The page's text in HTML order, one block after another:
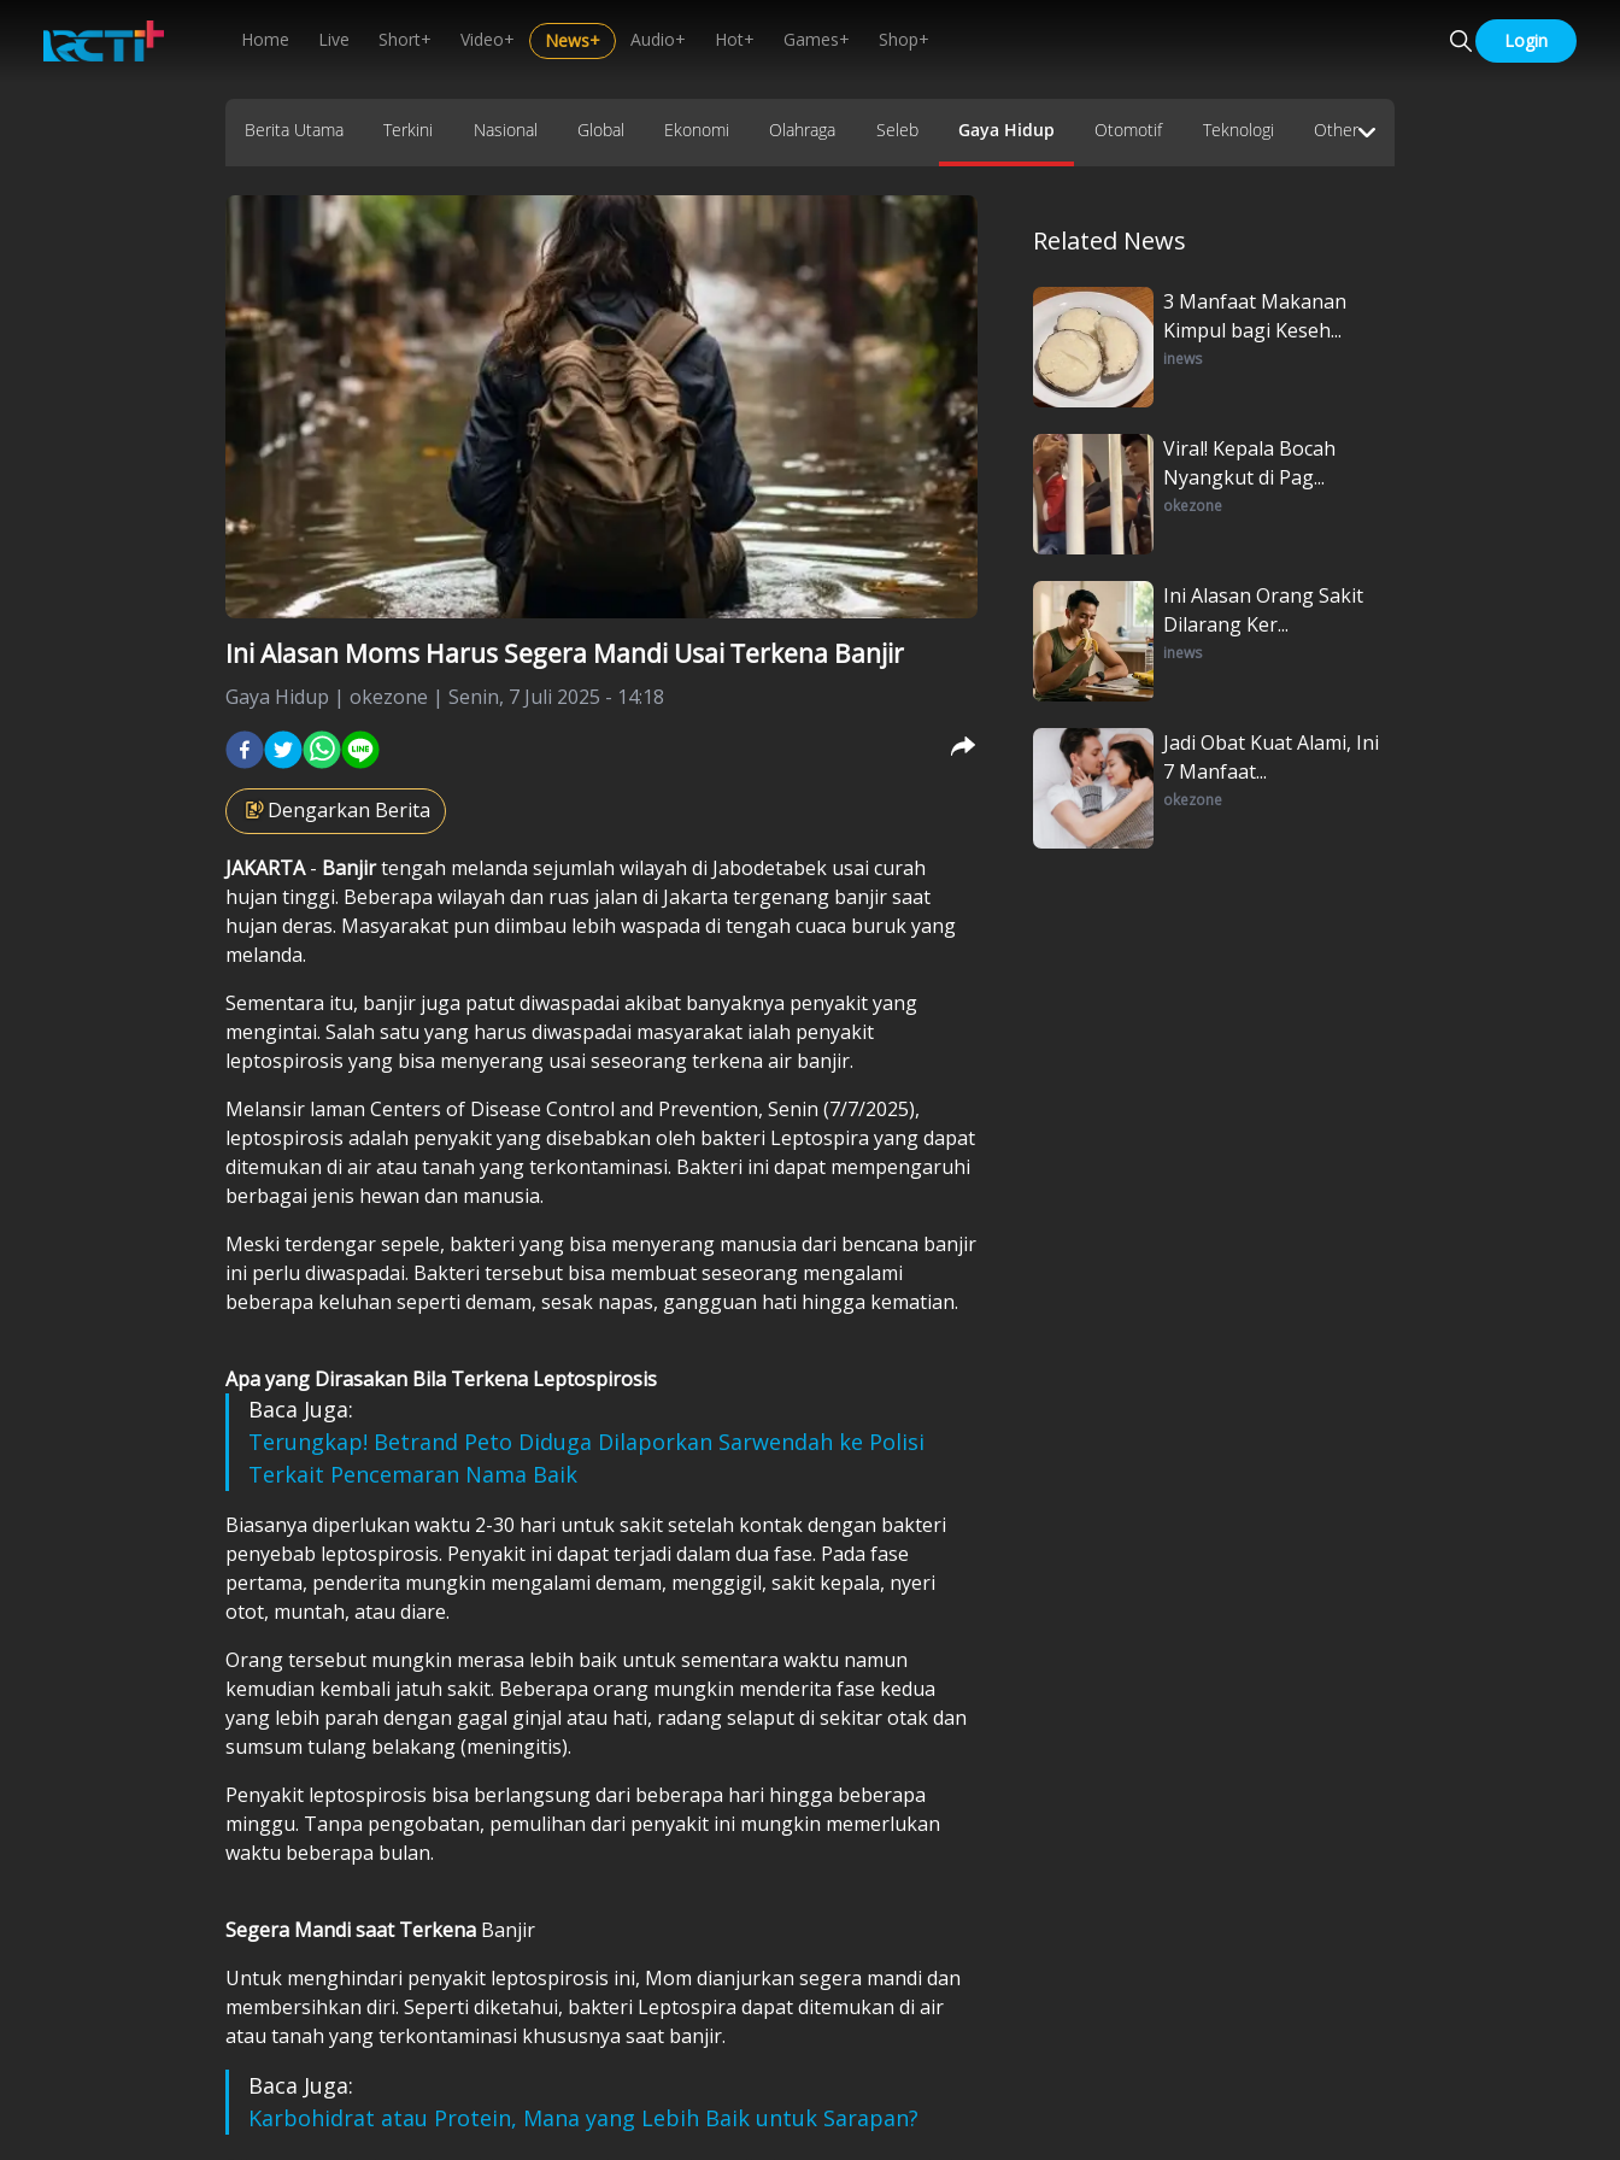
Home Live Short+ Video+ News+ Audio+ Hot+ Games+ Shop+ Login
Berita Utama Terkini Nasional Global Ekonomi Olahraga Seleb Gaya Hidup Otomotif Teknologi Other
Ini Alasan Moms Harus Segera Mandi Usai Terkena Banjir
Gaya Hidup | okezone | Senin, 7 Juli 2025 - 14:18
Dengarkan Berita
JAKARTA- Banjirtengah melanda sejumlah wilayah di Jabodetabek usai curah
hujan tinggi. Beberapa wilayah dan ruas jalan di Jakarta tergenang banjir saat
hujan deras. Masyarakat pun diimbau lebih waspada di tengah cuaca buruk yang
melanda.
Sementara itu, banjir juga patut diwaspadai akibat banyaknya penyakit yang
mengintai. Salah satu yang harus diwaspadai masyarakat ialah penyakit
leptospirosis yang bisa menyerang usai seseorang terkena air banjir.
Melansir laman Centers of Disease Control and Prevention, Senin (7/7/2025),
leptospirosis adalah penyakit yang disebabkan oleh bakteri Leptospira yang dapat
ditemukan di air atau tanah yang terkontaminasi. Bakteri ini dapat mempengaruhi
berbagai jenis hewan dan manusia.
Meski terdengar sepele, bakteri yang bisa menyerang manusia dari bencana banjir
ini perlu diwaspadai. Bakteri tersebut bisa membuat seseorang mengalami
beberapa keluhan seperti demam, sesak napas, gangguan hati hingga kematian.
Apa yang Dirasakan Bila Terkena Leptospirosis
Baca Juga:
Terungkap! Betrand Peto Diduga Dilaporkan Sarwendah ke Polisi
Terkait Pencemaran Nama Baik
Biasanya diperlukan waktu 2-30 hari untuk sakit setelah kontak dengan bakteri
penyebab leptospirosis. Penyakit ini dapat terjadi dalam dua fase. Pada fase
pertama, penderita mungkin mengalami demam, menggigil, sakit kepala, nyeri
otot, muntah, atau diare.
Orang tersebut mungkin merasa lebih baik untuk sementara waktu namun
kemudian kembali jatuh sakit. Beberapa orang mungkin menderita fase kedua
yang lebih parah dengan gagal ginjal atau hati, radang selaput di sekitar otak dan
sumsum tulang belakang (meningitis).
Penyakit leptospirosis bisa berlangsung dari beberapa hari hingga beberapa
minggu. Tanpa pengobatan, pemulihan dari penyakit ini mungkin memerlukan
waktu beberapa bulan.
Segera Mandi saat Terkena Banjir
Untuk menghindari penyakit leptospirosis ini, Mom dianjurkan segera mandi dan
membersihkan diri. Seperti diketahui, bakteri Leptospira dapat ditemukan di air
atau tanah yang terkontaminasi khususnya saat banjir.
Baca Juga:
Karbohidrat atau Protein, Mana yang Lebih Baik untuk Sarapan?
Related News
3 Manfaat Makanan
Kimpul bagi Keseh...
inews
Viral! Kepala Bocah
Nyangkut di Pag...
okezone
Ini Alasan Orang Sakit
Dilarang Ker...
inews
Jadi Obat Kuat Alami, Ini
7 Manfaat...
okezone